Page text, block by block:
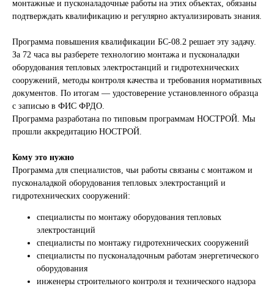
монтажные и пусконаладочные работы на этих объектах, обязаны
подтверждать квалификацию и регулярно актуализировать знания.
Программа повышения квалификации БС-08.2 решает эту задачу.
За 72 часа вы разберете технологию монтажа и пусконаладки
оборудования тепловых электростанций и гидротехнических
сооружений, методы контроля качества и требования нормативных
документов. По итогам — удостоверение установленного образца
с записью в ФИС ФРДО.
Программа разработана по типовым программам НОСТРОЙ. Мы
прошли аккредитацию НОСТРОЙ.
Кому это нужно
Программа для специалистов, чьи работы связаны с монтажом и
пусконаладкой оборудования тепловых электростанций и
гидротехнических сооружений:
специалисты по монтажу оборудования тепловых
электростанций
специалисты по монтажу гидротехнических сооружений
специалисты по пусконаладочным работам энергетического
оборудования
инженеры строительного контроля и технического надзора